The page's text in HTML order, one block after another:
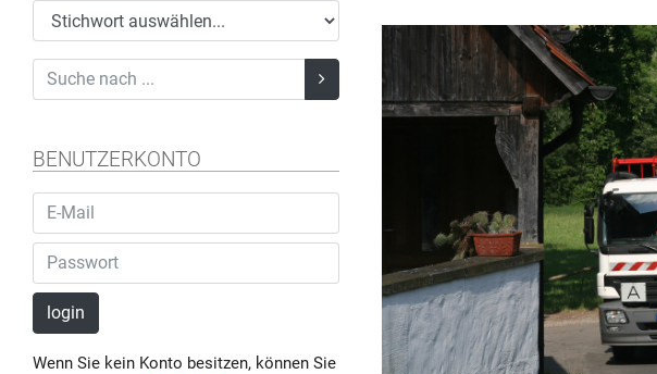
BENUTZERKONTO
login
Wenn Sie kein Konto besitzen, können Sie